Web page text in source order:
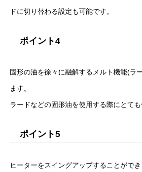
ドに切り替わる設定も可能です。
ポイント4
固形の油を徐々に融解するメルト機能(ラ
ます。
ラードなどの固形油を使用する際にとても
ポイント5
ヒーターをスイングアップすることがで